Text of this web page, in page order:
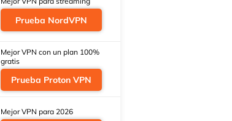
Prueba NordVPN
Mejor VPN con un plan 100%
gratis
Prueba Proton VPN
Mejor VPN para 2026